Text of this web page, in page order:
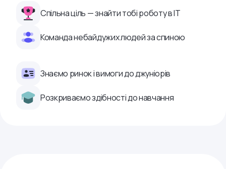
Спільна ціль — знайти тобі роботу в ІТ
Команда небайдужих людей за спиною
Знаємо ринок і вимоги до джуніорів
Розкриваємо здібності до навчання